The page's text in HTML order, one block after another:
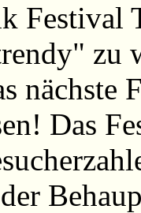
Festival
zu
nächste
Das